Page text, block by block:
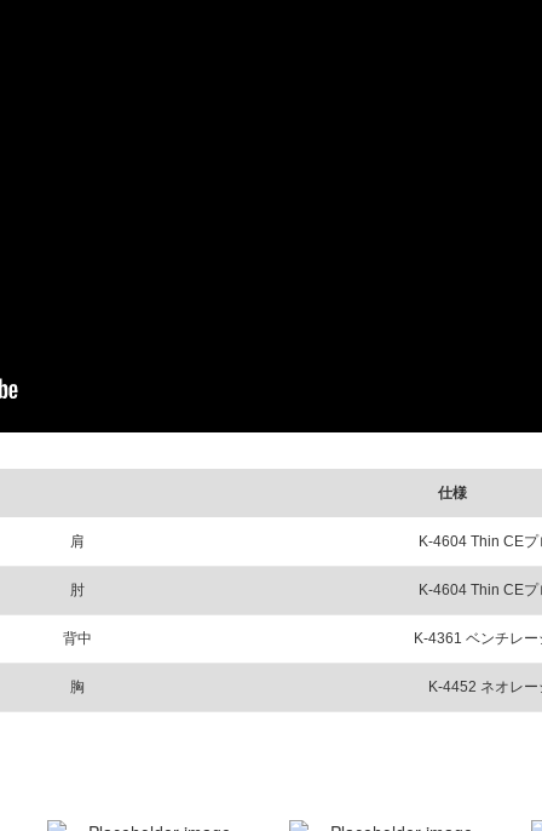
仕様
肩 K-4604 Thin CE
肘 K-4604 Thin CE
背中 K-4361 ベンチレ
胸 K-4452 ネオレ